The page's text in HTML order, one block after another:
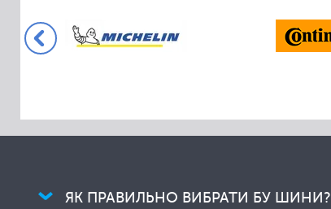
ЯК ПРАВИЛЬНО ВИБРАТИ БУ ШИНИ?
Dayton
Diplomat